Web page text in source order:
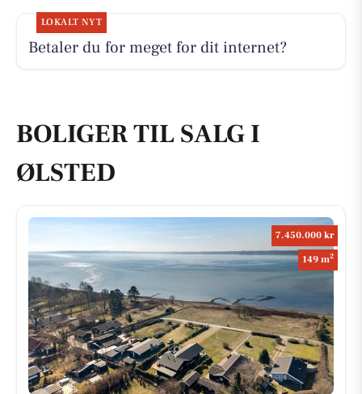
LOKALT NYT
Betaler du for meget for dit internet?
BOLIGER TIL SALG I
ØLSTED
7.450.000 kr
149 m2